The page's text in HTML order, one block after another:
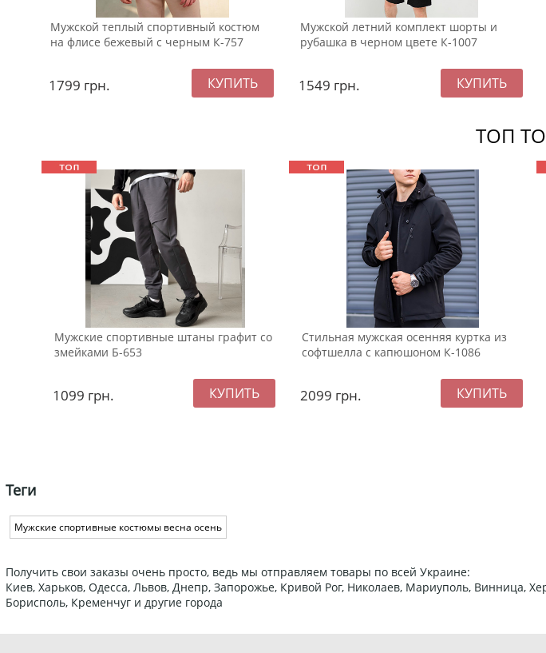
Мужской теплый спортивный костюм
на флисе бежевый с черным К-757
1799 грн.
Мужской летний комплект шорты и
рубашка в черном цвете К-1007
1549 грн.
ТОП
Мужские спортивные штаны графит со
змейками Б-653
1099 грн.
Стильная мужская осенняя куртка из
софтшелла с капюшоном К-1086
2099 грн.
Теги
Мужские спортивные костюмы весна осень
Получить свои заказы очень просто, ведь мы отправляем товары по всей Украине:
Киев, Харьков, Одесса, Львов, Днепр, Запорожье, Кривой Рог, Николаев, Мариуполь,
Борисполь, Кременчуг и другие города